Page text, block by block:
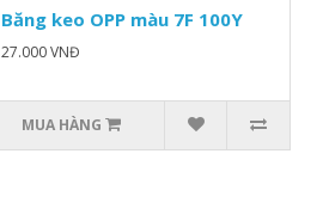
Băng keo OPP màu 7F 100Y
27.000 VNĐ
MUA HÀNG